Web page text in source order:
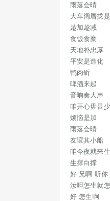
雨落会晴
大车阔厝拢
趁加趁减
食饭食糜
天地补忠厚
平安是造化
鸭肉斫
啤酒来起
音响奏大声
咱开心毋畏
烦恼是加
雨落会晴
友谊其小船
咱今夜就来
生撑白撑
好 兄啊 听你
汝呾怎生就
好 怎生啊